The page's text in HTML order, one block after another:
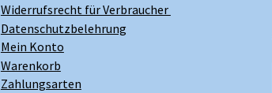
Widerrufsrecht für Verbraucher
Datenschutzbelehrung
Mein Konto
Warenkorb
Zahlungsarten